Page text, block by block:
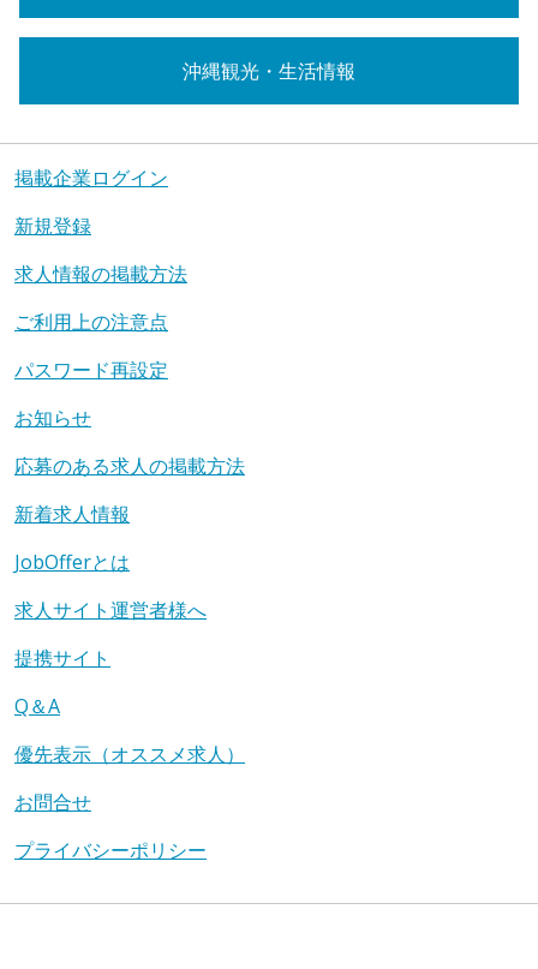
沖縄観光・生活情報
掲載企業ログイン
新規登録
求人情報の掲載方法
ご利用上の注意点
パスワード再設定
お知らせ
応募のある求人の掲載方法
新着求人情報
JobOfferとは
求人サイト運営者様へ
提携サイト
Q＆A
優先表示（オススメ求人）
お問合せ
プライバシーポリシー